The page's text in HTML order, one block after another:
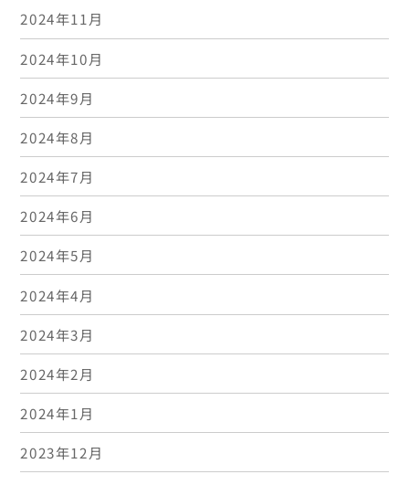
2024年11月
2024年10月
2024年9月
2024年8月
2024年7月
2024年6月
2024年5月
2024年4月
2024年3月
2024年2月
2024年1月
2023年12月